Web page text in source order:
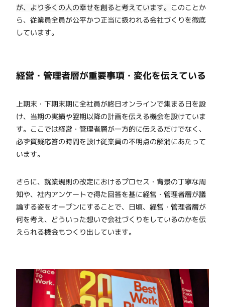
が、より多くの人の幸せを創ると考えています。 このことか
ら、従業員全員が公平かつ正当に扱われる会社づくりを徹底
しています。
経営・管理者層が重要事項・変化を伝えている
上期末・下期末期に全社員が終日オンラインで集まる日を設
け、当期の実績や翌期以降の計画を伝える機会を設けていま
す。ここでは経営・管理者層が一方的に伝えるだけでなく、
必ず質疑応答の時間を設け従業員の不明点の解消にあたって
います。
さらに、就業規則の改定におけるプロセス・背景の丁寧な周
知や、社内アンケートで得た回答を基に経営・管理者層が議
論する姿をオープンにすることで、日頃、経営・管理者層が
何を考え、どういった想いで会社づくりをしているのかを伝
えられる機会もつくり出しています。